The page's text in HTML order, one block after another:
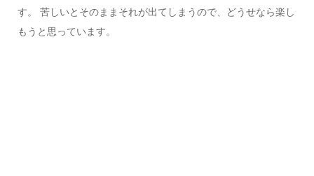
す。 苦しいとそのままそれが出てしまうので、どうせなら楽し
もうと思っています。